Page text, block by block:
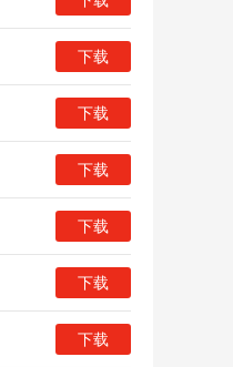
下载
下载
下载
下载
下载
下载